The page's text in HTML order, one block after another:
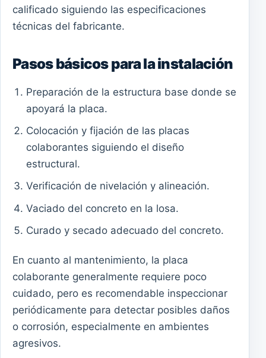
calificado siguiendo las especificaciones
técnicas del fabricante.
Pasos básicos para la instalación
Preparación de la estructura base donde se
apoyará la placa.
Colocación y fijación de las placas
colaborantes siguiendo el diseño
estructural.
Verificación de nivelación y alineación.
Vaciado del concreto en la losa.
Curado y secado adecuado del concreto.
En cuanto al mantenimiento, la placa
colaborante generalmente requiere poco
cuidado, pero es recomendable inspeccionar
periódicamente para detectar posibles daños
o corrosión, especialmente en ambientes
agresivos.